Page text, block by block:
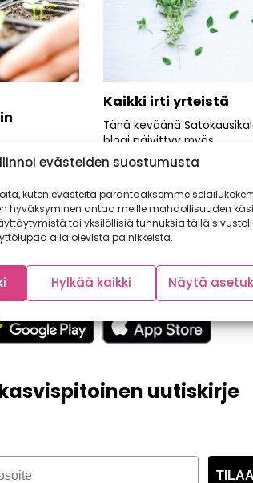
evästeiden suostumusta
kuten evästeitä parantaaksemme
hyväksyminen antaa meille mahdollisuuden
tai yksilöllisiä tunnuksia tällä
alla olevista painikkeista.
Hylkää kaikki Näytä
kuin
itse
Kaikki irti yrteistä
Tänä keväänä
blogi päivittyy myös
puutarhakuulumisilla.
puutarhuriopiskelijat Riikka ja
uutiskirje
TILAA